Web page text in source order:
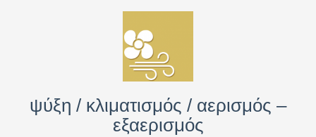
ψύξη / κλιματισμός / αερισμός –
εξαερισμός